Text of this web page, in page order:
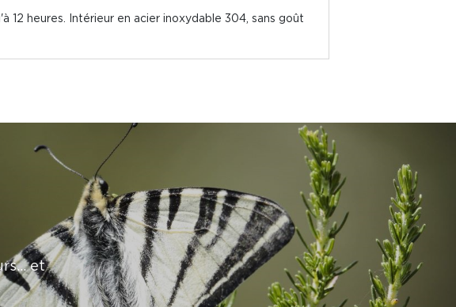
12 heures. Intérieur en acier inoxydable 304, sans goût
et